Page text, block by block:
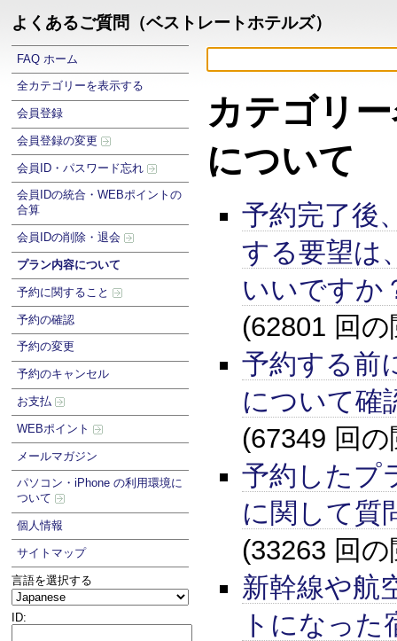
よくあるご質問（ベストレートホテルズ）
FAQ ホーム
全カテゴリーを表示する
会員登録
会員登録の変更
会員ID・パスワード忘れ
会員IDの統合・WEBポイントの
合算
会員IDの削除・退会
プラン内容について
予約に関すること
予約の確認
予約の変更
予約のキャンセル
お支払
WEBポイント
メールマガジン
パソコン・iPhone の利用環境に
ついて
個人情報
サイトマップ
言語を選択する
ID:
カテゴリ
について
予約完了後
する要望は
いいですか
(62801 回
予約する前
について確
(67349 回
予約したプ
に関して質
(33263 回
新幹線や航
トになっ